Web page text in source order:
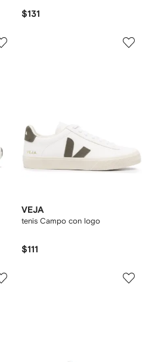
$131
VEJA
tenis Campo con logo
$111